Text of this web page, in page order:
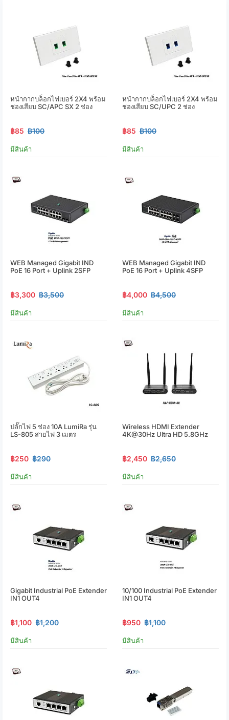
หน้ากากบล็อกไฟเบอร์ 2X4 พร้อม
ช่องเสียบ SC/APC SX 2 ช่อง
฿85 ฿100
มีสินค้า
หน้ากากบล็อกไฟเบอร์ 2X4 พร้อม
ช่องเสียบ SC/UPC 2 ช่อง
฿85 ฿100
มีสินค้า
WEB Managed Gigabit IND
PoE 16 Port + Uplink 2SFP
฿3,300 ฿3,500
มีสินค้า
WEB Managed Gigabit IND
PoE 16 Port + Uplink 4SFP
฿4,000 ฿4,500
มีสินค้า
ปลั๊กไฟ 5 ช่อง 10A LumiRa รุ่น
LS-805 สายไฟ 3 เมตร
฿250 ฿290
มีสินค้า
Wireless HDMI Extender
4K@30Hz Ultra HD 5.8GHz
฿2,450 ฿2,650
มีสินค้า
Gigabit Industrial PoE Extender
IN1 OUT4
฿1,100 ฿1,200
มีสินค้า
10/100 Industrial PoE Extender
IN1 OUT4
฿950 ฿1,100
มีสินค้า